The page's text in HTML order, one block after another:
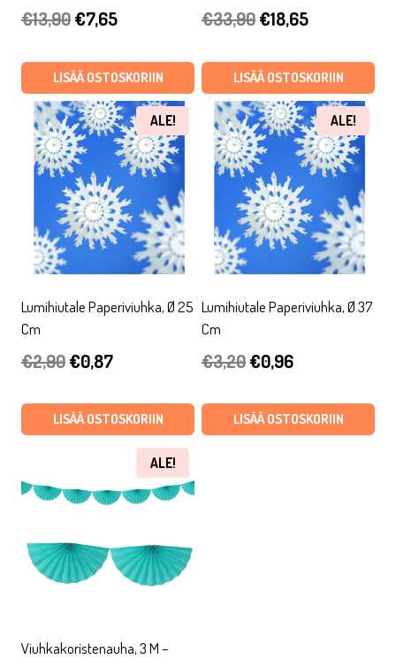
€13,90Alkuperäinen
oli:
€13,90.
€7,65Nykyinen
on:
€7,65.
LISÄÄ OSTOSKORIIN
€33,90Alkuperäinen
oli:
€33,90.
€18,65Nykyinen
on:
€18,65.
LISÄÄ OSTOSKORIIN
ALE!
Lumihiutale Paperiviuhka, Ø 25
Cm
€2,90Alkuperäinen
oli:
€0,87Nykyinen
on:
€0,87.
LISÄÄ OSTOSKORIIN
ALE!
Lumihiutale Paperiviuhka, Ø 37
Cm
€3,20Alkuperäinen
oli:
€0,96Nykyinen
on:
LISÄÄ OSTOSKORIIN
ALE!
Viuhkakoristenauha, 3 M –